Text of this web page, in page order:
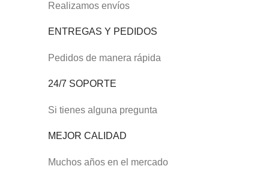
Realizamos envíos
ENTREGAS Y PEDIDOS
Pedidos de manera rápida
24/7 SOPORTE
Si tienes alguna pregunta
MEJOR CALIDAD
Muchos años en el mercado